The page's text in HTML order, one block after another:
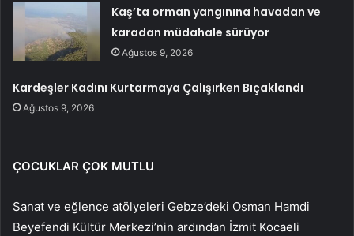
Kaş’ta orman yangınına havadan ve
karadan müdahale sürüyor
Ağustos 9, 2026
Kardeşler Kadını Kurtarmaya Çalışırken Bıçaklandı
Ağustos 9, 2026
ÇOCUKLAR ÇOK MUTLU
Sanat ve eğlence atölyeleri Gebze’deki Osman Hamdi
Beyefendi Kültür Merkezi’nin ardından İzmit Kocaeli